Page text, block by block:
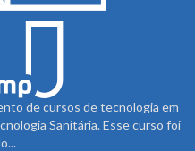
de cursos de tecnologia em
Sanitária. Esse curso foi